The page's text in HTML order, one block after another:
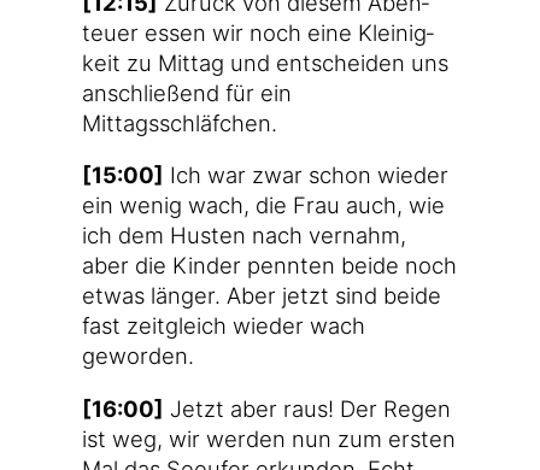
teu­er essen wir noch eine Klei­nig­
keit zu Mit­tag und ent­schei­den uns
anschlie­ßend für ein
Mittagsschläfchen.
[15:00] Ich war zwar schon wie­der
ein wenig wach, die Frau auch, wie
ich dem Hus­ten nach ver­nahm,
aber die Kin­der penn­ten bei­de noch
etwas län­ger. Aber jetzt sind bei­de
fast zeit­gleich wie­der wach
geworden.
[16:00] Jetzt aber raus! Der Regen
ist weg, wir wer­den nun zum ers­ten